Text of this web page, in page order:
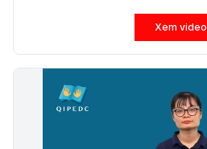
Xem video